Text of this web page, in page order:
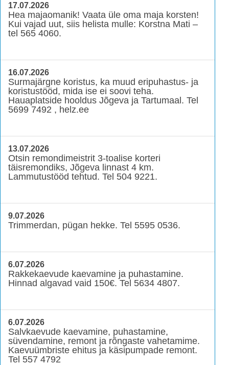
17.07.2026
Hea majaomanik! Vaata üle oma maja korsten!
Kui vajad uut, siis helista mulle: Korstna Mati –
tel 565 4060.
16.07.2026
Surmajärgne koristus, ka muud eripuhastus- ja
koristustööd, mida ise ei soovi teha.
Hauaplatside hooldus Jõgeva ja Tartumaal. Tel
5699 7492 , helz.ee
13.07.2026
Otsin remondimeistrit 3-toalise korteri
täisremondiks, Jõgeva linnast 4 km.
Lammutustööd tehtud. Tel 504 9221.
9.07.2026
Trimmerdan, pügan hekke. Tel 5595 0536.
6.07.2026
Rakkekaevude kaevamine ja puhastamine.
Hinnad algavad vaid 150€. Tel 5634 4807.
6.07.2026
Salvkaevude kaevamine, puhastamine,
süvendamine, remont ja rõngaste vahetamime.
Kaevuümbriste ehitus ja käsipumpade remont.
Tel 557 4792